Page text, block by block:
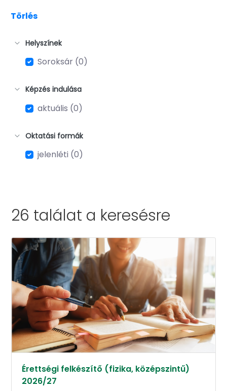
Törlés
Helyszínek
Soroksár (0)
Képzés indulása
aktuális (0)
Oktatási formák
jelenléti (0)
26 találat a keresésre
Érettségi felkészítő (fizika, középszintű)
2026/27